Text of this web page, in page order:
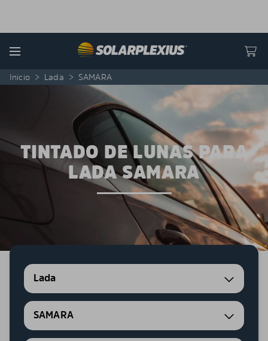
Menu
Inicio > Lada > SAMARA
TINTADO DE LUNAS PARA
LADA SAMARA
Lada
SAMARA